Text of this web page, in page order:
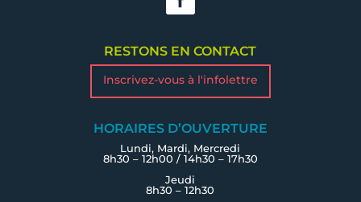
RESTONS EN CONTACT
Inscrivez-vous à l'infolettre
HORAIRES D’OUVERTURE
Lundi, Mardi, Mercredi
8h30 – 12h00 / 14h30 – 17h30
Jeudi
8h30 – 12h30